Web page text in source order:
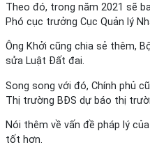
Theo đó, trong năm 2021 sẽ
Phó cục trưởng Cục Quản lý
Ông Khởi cũng chia sẻ thêm,
sửa Luật Đất đai.
Song song với đó, Chính phủ
Thị trường BĐS dự báo thị
Nói thêm về vấn đề pháp lý
tốt hơn.